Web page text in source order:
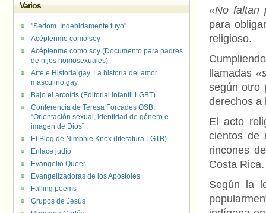
«No faltan
para
religioso.
llamadas
según otro
derechos a
El acto
cientos de
rincones
Costa Rica.
Según la
Varios
"Sedom. Indebidamente tuyo"
Acéptenme como soy
Acéptenme como soy (Documento para padres
de hijos homosexuales)
Arte e Historia gay. La historia del amor
masculino gay.
Bajo el arcoíris (Editorial infantil LGBT).
Conferencia de Teresa Forcades OSB:
“Orientación sexual, identidad de género e
imagen de Dios” .
El Blog de Nimphie Knox (literatura LGTB)
Enlace judío
Evangelio Queer.
Evangelizadoras de los Apóstoles
Falling poems
Grupos de Jesús